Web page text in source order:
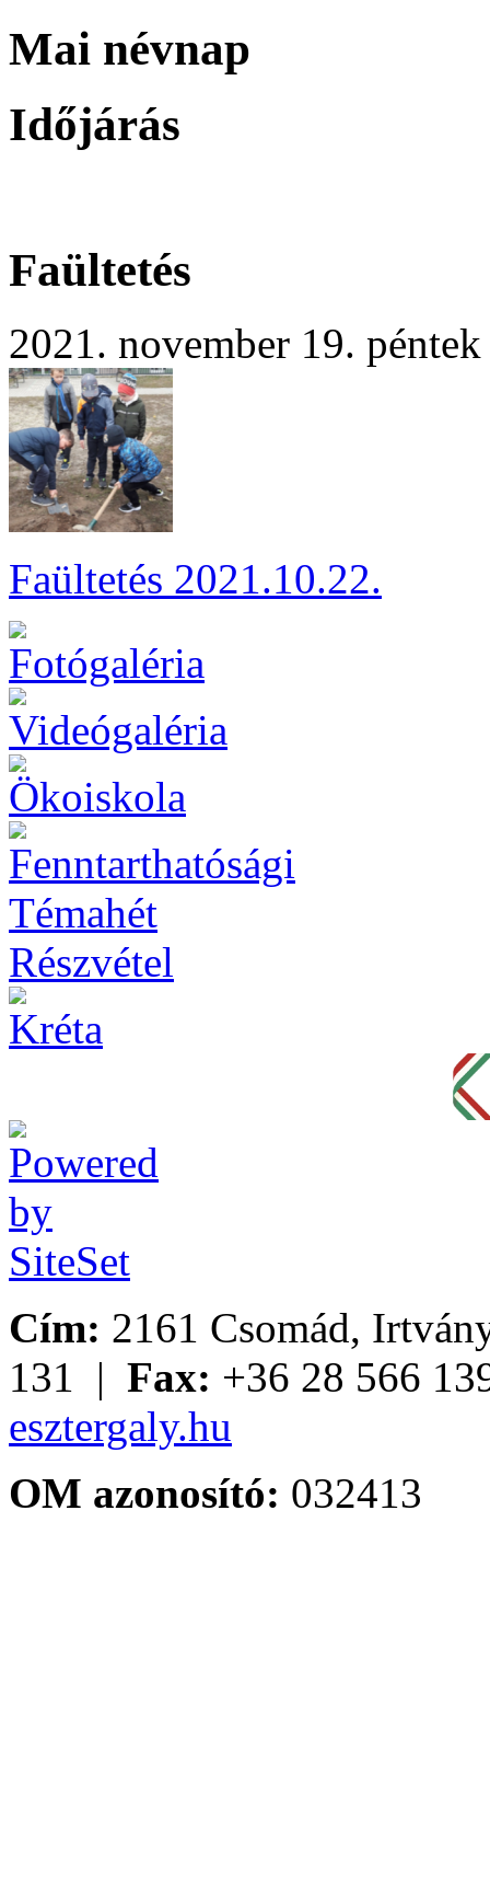
Mai névnap
Időjárás
Faültetés
2021. november 19. péntek
Faültetés 2021.10.22.
Cím: 2161 Csomád,
131 | Fax: +36 28 566
esztergaly.hu
OM azonosító: 032413